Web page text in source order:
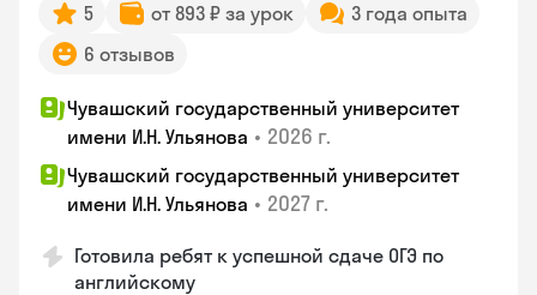
5 от 893 ₽ за урок
3 года опыта
6 отзывов
Чувашский государственный университет
имени И.Н. Ульянова • 2026 г.
Чувашский государственный университет
имени И.Н. Ульянова • 2027 г.
Готовила ребят к успешной сдаче ОГЭ по
английскому